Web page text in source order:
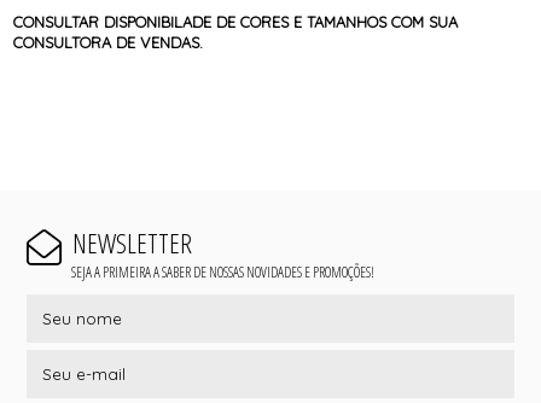
CONSULTAR DISPONIBILADE DE CORES E TAMANHOS COM SUA
CONSULTORA DE VENDAS.
NEWSLETTER
SEJA A PRIMEIRA A SABER DE NOSSAS NOVIDADES E PROMOÇÕES!